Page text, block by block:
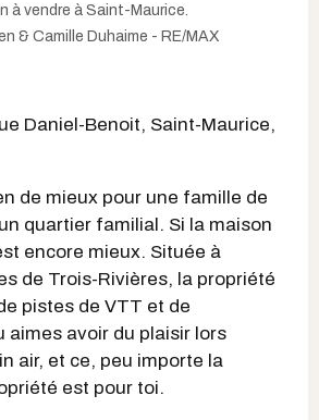
à vendre à Saint-Maurice.
& Camille Duhaime - RE/MAX
Daniel-Benoit, Saint-Maurice,
de mieux pour une famille de
quartier familial. Si la maison
encore mieux. Située à
de Trois-Rivières, la propriété
pistes de VTT et de
aimes avoir du plaisir lors
air, et ce, peu importe la
est pour toi.